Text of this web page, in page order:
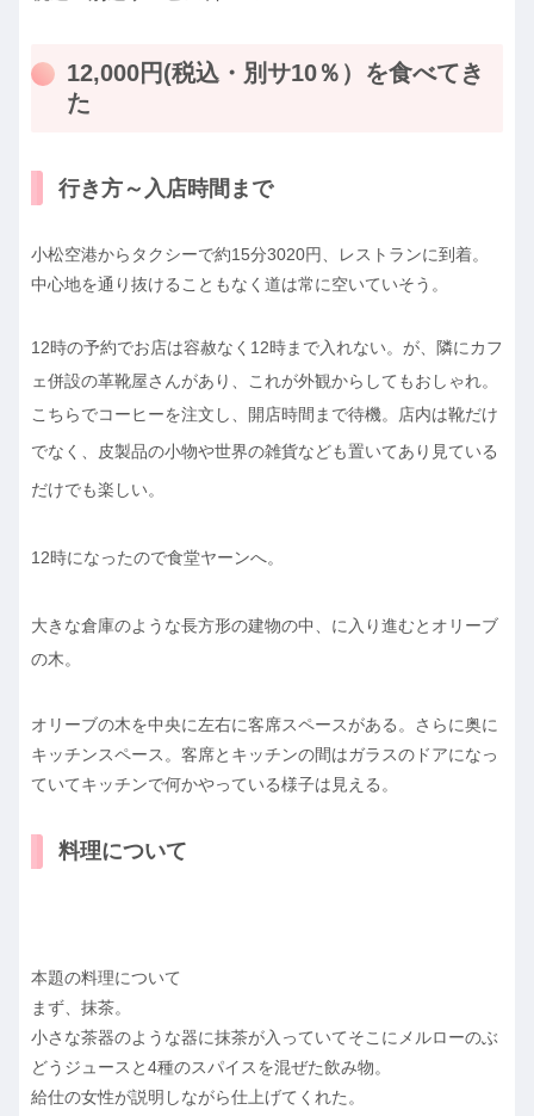
12,000円(税込・別サ10％）を食べてき
た
行き方～入店時間まで
小松空港からタクシーで約15分3020円、レストランに到着。
中心地を通り抜けることもなく道は常に空いていそう。
12時の予約でお店は容赦なく12時まで入れない。が、隣にカフ
ェ併設の革靴屋さんがあり、これが外観からしてもおしゃれ。
こちらでコーヒーを注文し、開店時間まで待機。店内は靴だけ
でなく、皮製品の小物や世界の雑貨なども置いてあり見ている
だけでも楽しい。
12時になったので食堂ヤーンへ。
大きな倉庫のような長方形の建物の中、に入り進むとオリーブ
の木。
オリーブの木を中央に左右に客席スペースがある。さらに奥に
キッチンスペース。 客席とキッチンの間はガラスのドアになっ
ていてキッチンで何かやっている様子は見える。
料理について
本題の料理について
まず、抹茶。
小さな茶器のような器に抹茶が入っていてそこにメルローのぶ
どうジュースと4種のスパイスを混ぜた飲み物。
給仕の女性が説明しながら仕上げてくれた。